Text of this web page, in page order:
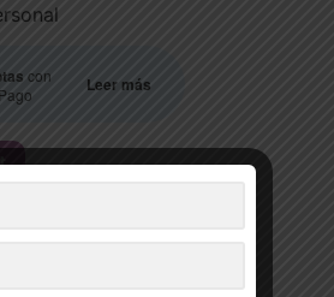
con
Leer más